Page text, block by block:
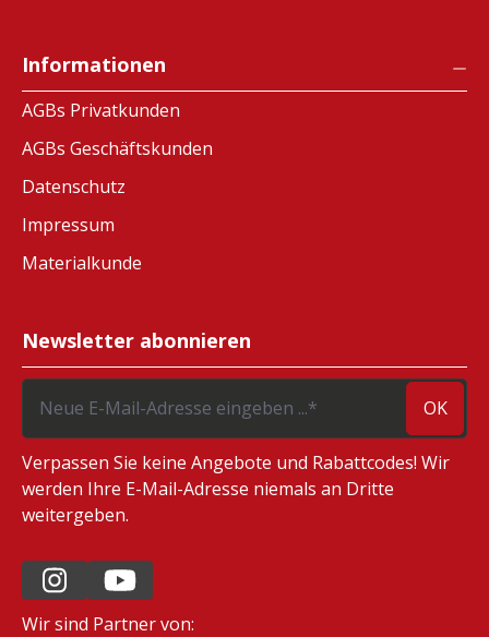
Informationen
AGBs Privatkunden
AGBs Geschäftskunden
Datenschutz
Impressum
Materialkunde
Newsletter abonnieren
OK
Verpassen Sie keine Angebote und Rabattcodes! Wir
werden Ihre E-Mail-Adresse niemals an Dritte
weitergeben.
Wir sind Partner von: